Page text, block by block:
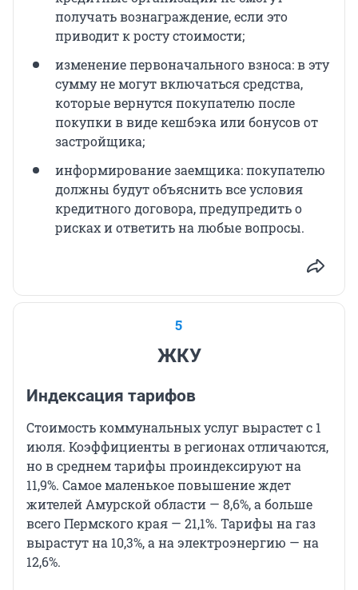
получать вознаграждение, если это
приводит к росту стоимости;
изменение первоначального взноса: в эту
сумму не могут включаться средства,
которые вернутся покупателю после
покупки в виде кешбэка или бонусов от
застройщика;
информирование заемщика: покупателю
должны будут объяснить все условия
кредитного договора, предупредить о
рисках и ответить на любые вопросы.
5
ЖКУ
Индексация тарифов
Стоимость коммунальных услуг вырастет с 1
июля. Коэффициенты в регионах отличаются,
но в среднем тарифы проиндексируют на
11,9%. Самое маленькое повышение ждет
жителей Амурской области — 8,6%, а больше
всего Пермского края — 21,1%. Тарифы на газ
вырастут на 10,3%, а на электроэнергию — на
12,6%.